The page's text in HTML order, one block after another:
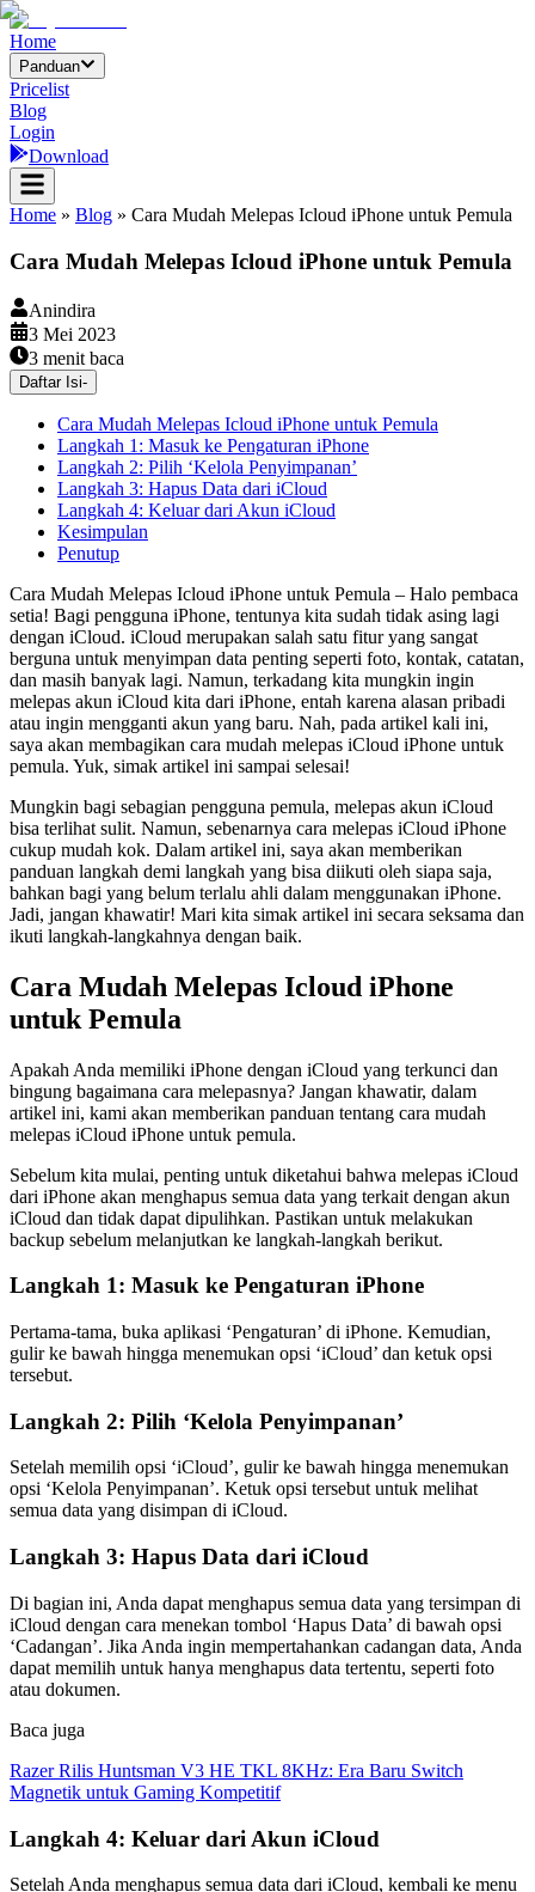
Home
Panduan
Pricelist
Blog
Login
Download
Home » Blog » Cara Mudah Melepas Icloud iPhone untuk Pemula
Cara Mudah Melepas Icloud iPhone untuk Pemula
Anindira
3 Mei 2023
3 menit baca
Daftar Isi-
Cara Mudah Melepas Icloud iPhone untuk Pemula
Langkah 1: Masuk ke Pengaturan iPhone
Langkah 2: Pilih ‘Kelola Penyimpanan’
Langkah 3: Hapus Data dari iCloud
Langkah 4: Keluar dari Akun iCloud
Kesimpulan
Penutup
Cara Mudah Melepas Icloud iPhone untuk Pemula – Halo pembaca
setia! Bagi pengguna iPhone, tentunya kita sudah tidak asing lagi
dengan iCloud. iCloud merupakan salah satu fitur yang sangat
berguna untuk menyimpan data penting seperti foto, kontak, catatan,
dan masih banyak lagi. Namun, terkadang kita mungkin ingin
melepas akun iCloud kita dari iPhone, entah karena alasan pribadi
atau ingin mengganti akun yang baru. Nah, pada artikel kali ini,
saya akan membagikan cara mudah melepas iCloud iPhone untuk
pemula. Yuk, simak artikel ini sampai selesai!
Mungkin bagi sebagian pengguna pemula, melepas akun iCloud
bisa terlihat sulit. Namun, sebenarnya cara melepas iCloud iPhone
cukup mudah kok. Dalam artikel ini, saya akan memberikan
panduan langkah demi langkah yang bisa diikuti oleh siapa saja,
bahkan bagi yang belum terlalu ahli dalam menggunakan iPhone.
Jadi, jangan khawatir! Mari kita simak artikel ini secara seksama dan
ikuti langkah-langkahnya dengan baik.
Cara Mudah Melepas Icloud iPhone
untuk Pemula
Apakah Anda memiliki iPhone dengan iCloud yang terkunci dan
bingung bagaimana cara melepasnya? Jangan khawatir, dalam
artikel ini, kami akan memberikan panduan tentang cara mudah
melepas iCloud iPhone untuk pemula.
Sebelum kita mulai, penting untuk diketahui bahwa melepas iCloud
dari iPhone akan menghapus semua data yang terkait dengan akun
iCloud dan tidak dapat dipulihkan. Pastikan untuk melakukan
backup sebelum melanjutkan ke langkah-langkah berikut.
Langkah 1: Masuk ke Pengaturan iPhone
Pertama-tama, buka aplikasi ‘Pengaturan’ di iPhone. Kemudian,
gulir ke bawah hingga menemukan opsi ‘iCloud’ dan ketuk opsi
tersebut.
Langkah 2: Pilih ‘Kelola Penyimpanan’
Setelah memilih opsi ‘iCloud’, gulir ke bawah hingga menemukan
opsi ‘Kelola Penyimpanan’. Ketuk opsi tersebut untuk melihat
semua data yang disimpan di iCloud.
Langkah 3: Hapus Data dari iCloud
Di bagian ini, Anda dapat menghapus semua data yang tersimpan di
iCloud dengan cara menekan tombol ‘Hapus Data’ di bawah opsi
‘Cadangan’. Jika Anda ingin mempertahankan cadangan data, Anda
dapat memilih untuk hanya menghapus data tertentu, seperti foto
atau dokumen.
Baca juga
Razer Rilis Huntsman V3 HE TKL 8KHz: Era Baru Switch
Magnetik untuk Gaming Kompetitif
Langkah 4: Keluar dari Akun iCloud
Setelah Anda menghapus semua data dari iCloud, kembali ke menu